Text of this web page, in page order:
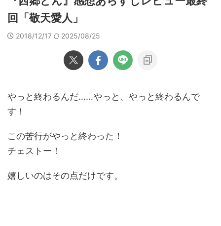
回「敬天愛人」
2018/12/17 2025/08/25
やっと終わるんだ……やっと、やっと終わるんで
す！
この苦行がやっと終わった！
チェストー！
嬉しいのはその点だけです。